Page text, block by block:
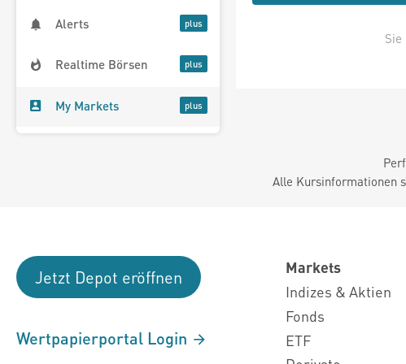
Alerts
Realtime Börsen
My Markets
Sie
Alle Kursinformationen
Jetzt Depot eröffnen
Wertpapierportal Login
Markets
Indizes & Aktien
Fonds
ETF